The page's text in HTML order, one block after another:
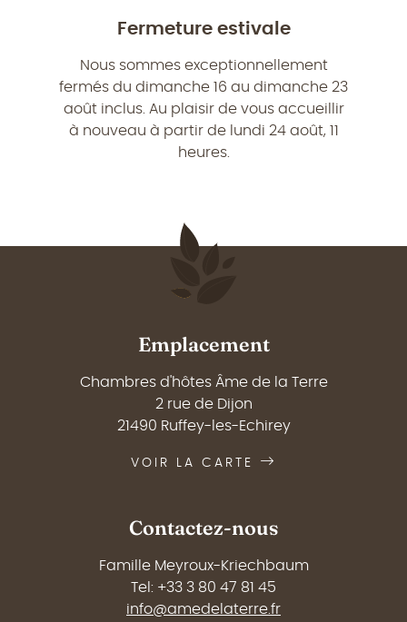
Fermeture estivale
Nous sommes exceptionnellement
fermés du dimanche 16 au dimanche 23
août inclus. Au plaisir de vous accueillir
à nouveau à partir de lundi 24 août, 11
heures.
Emplacement
Chambres d'hôtes Âme de la Terre
2 rue de Dijon
21490 Ruffey-les-Echirey
VOIR LA CARTE
Contactez-nous
Famille Meyroux-Kriechbaum
Tel: +33 3 80 47 81 45
info@amedelaterre.fr